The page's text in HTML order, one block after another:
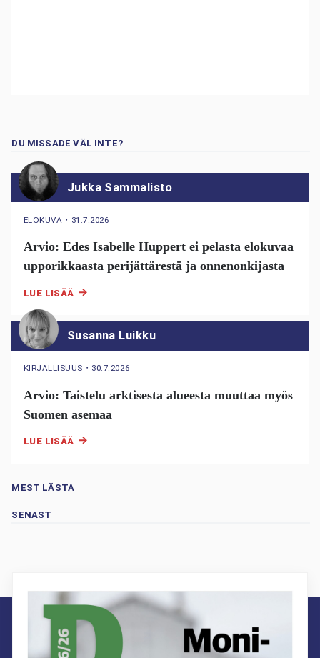
DU MISSADE VÄL INTE?
Jukka Sammalisto
ELOKUVA ・ 31.7.2026
Arvio: Edes Isabelle Huppert ei pelasta elokuvaa
upporikkaasta perijättärestä ja onnenonkijasta
LUE LISÄÄ
Susanna Luikku
KIRJALLISUUS ・ 30.7.2026
Arvio: Taistelu arktisesta alueesta muuttaa myös
Suomen asemaa
LUE LISÄÄ
MEST LÄSTA
SENAST